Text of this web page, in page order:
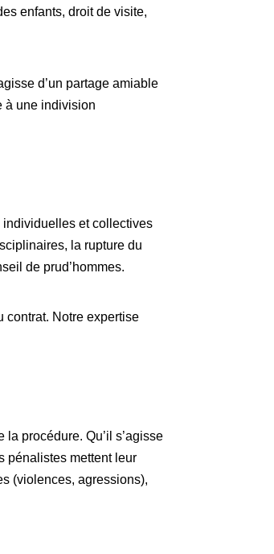
enfants, droit de visite,
d’un partage amiable
à une indivision
individuelles et collectives
la rupture du
de prud’hommes.
contrat. Notre expertise
procédure. Qu’il s’agisse
pénalistes mettent leur
(violences, agressions),